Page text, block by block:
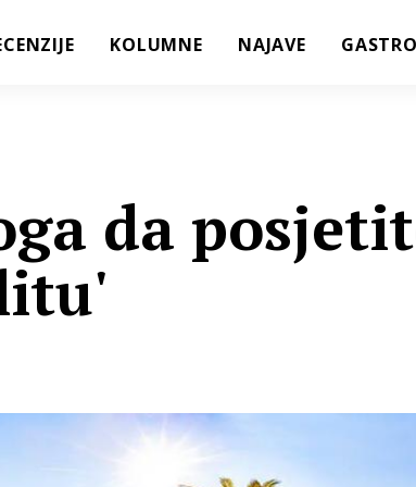
KOLUMNE NAJAVE
da